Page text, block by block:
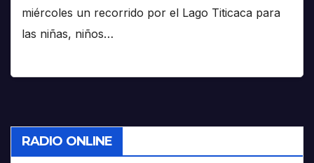
miércoles un recorrido por el Lago Titicaca para
las niñas, niños…
RADIO ONLINE